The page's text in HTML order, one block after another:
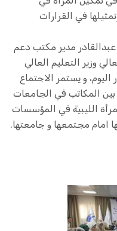
في القرارات
مدير مكتب دعم
وزير التعليم العالي
و يستمر الاجتماع
المكاتب في الجامعات
الليبية في المؤسسات
امام مجتمعها و جامعتها.